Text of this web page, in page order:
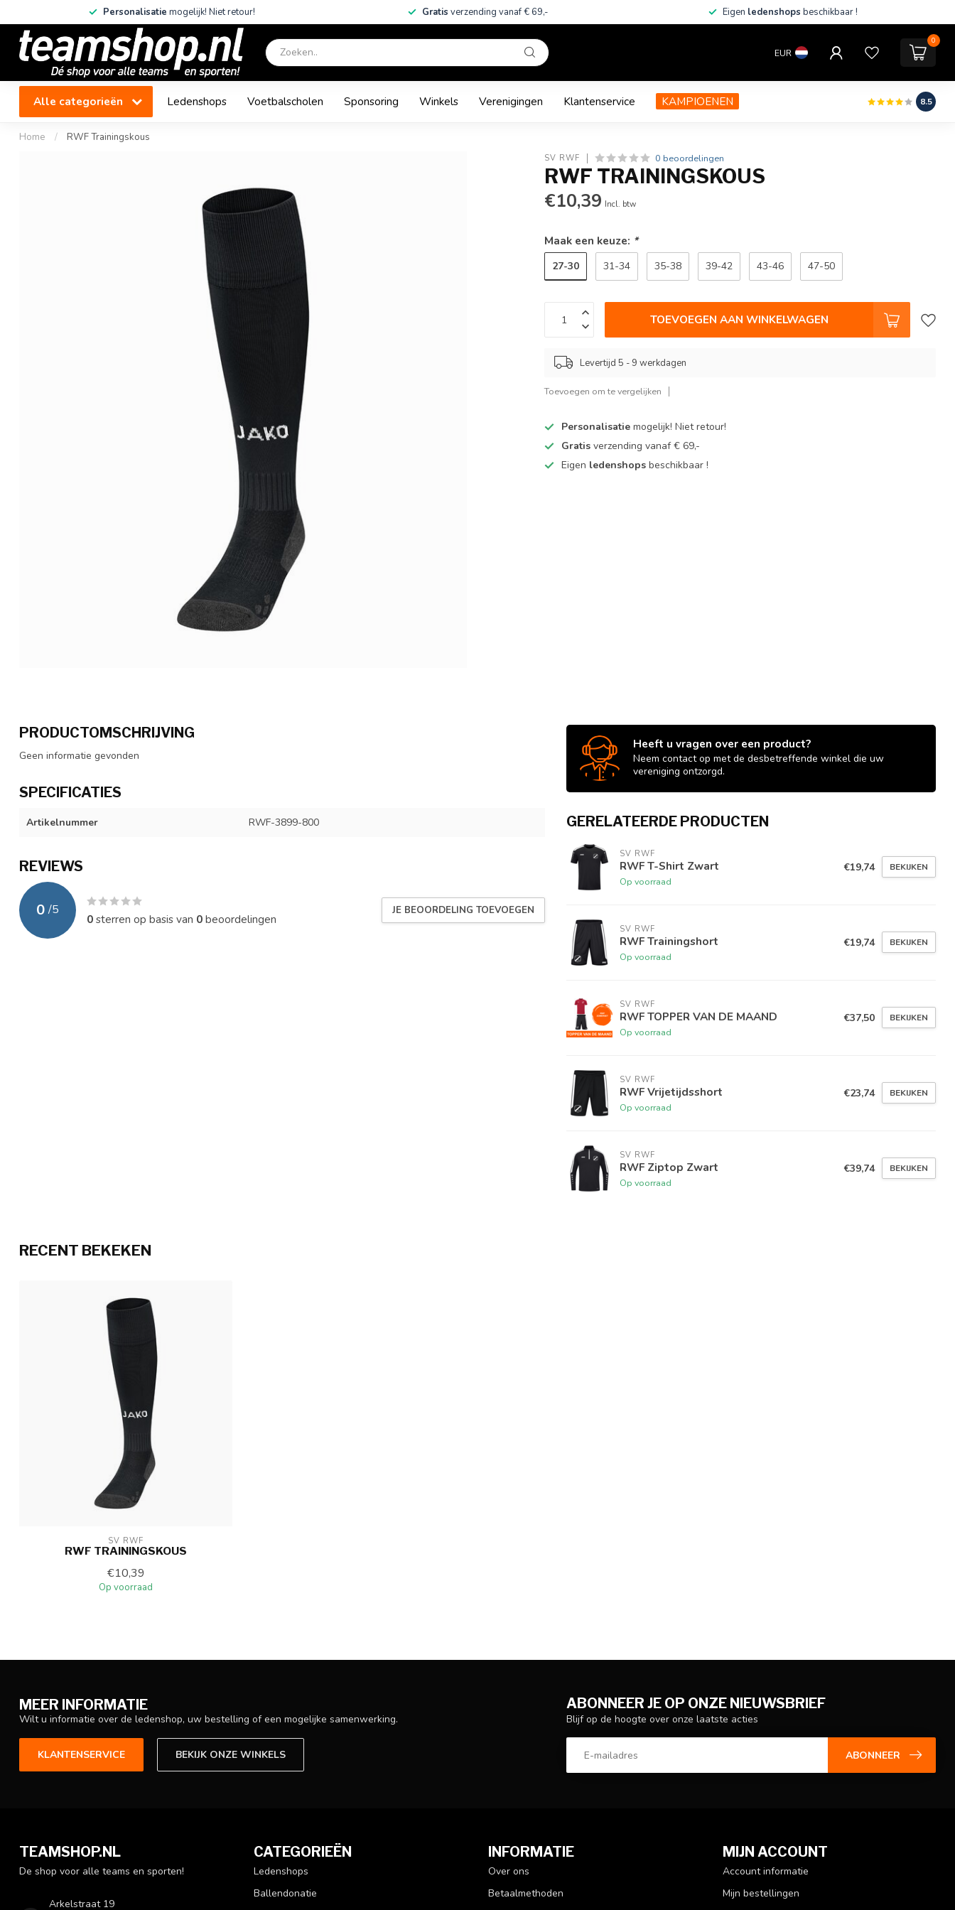
Personalisatie mogelijk! Niet retour! Gratis verzending vanaf € 69,- Eigen ledenshops beschikbaar !
EUR
0
Alle categorieën Ledenshops Voetbalscholen Sponsoring Winkels Verenigingen Klantenservice KAMPIOENEN 8.5
Home / RWF Trainingskous
SV RWF 0 beoordelingen
RWF TRAININGSKOUS
€10,39 Incl. btw
Maak een keuze: *
27-30 31-34 35-38 39-42 43-46 47-50
TOEVOEGEN AAN WINKELWAGEN
Levertijd 5 - 9 werkdagen
Toevoegen om te vergelijken
Personalisatie mogelijk! Niet retour!
Gratisverzending vanaf € 69,-
Eigen ledenshopsbeschikbaar !
PRODUCTOMSCHRIJVING
Geen informatie gevonden
SPECIFICATIES
Artikelnummer RWF-3899-800
REVIEWS
0 /5
0sterren op basis van 0beoordelingen
JE BEOORDELING TOEVOEGEN
Heeft u vragen over een product?
Neem contact op met de desbetreffende winkel die uw
vereniging ontzorgd.
GERELATEERDE PRODUCTEN
SV RWF
RWF T-Shirt Zwart
Op voorraad
€19,74 BEKIJKEN
SV RWF
RWF Trainingshort
Op voorraad
€19,74 BEKIJKEN
SV RWF
RWF TOPPER VAN DE MAAND
Op voorraad
€37,50 BEKIJKEN
SV RWF
RWF Vrijetijdsshort
Op voorraad
€23,74 BEKIJKEN
SV RWF
RWF Ziptop Zwart
Op voorraad
€39,74 BEKIJKEN
RECENT BEKEKEN
SV RWF
RWF TRAININGSKOUS
€10,39
Op voorraad
MEER INFORMATIE
Wilt u informatie over de ledenshop, uw bestelling of een mogelijke samenwerking.
KLANTENSERVICE BEKIJK ONZE WINKELS
ABONNEER JE OP ONZE NIEUWSBRIEF
Blijf op de hoogte over onze laatste acties
ABONNEER
TEAMSHOP.NL
De shop voor alle teams en sporten!
Arkelstraat 19
CATEGORIEËN
Ledenshops
Ballendonatie
INFORMATIE
Over ons
Betaalmethoden
MIJN ACCOUNT
Account informatie
Mijn bestellingen